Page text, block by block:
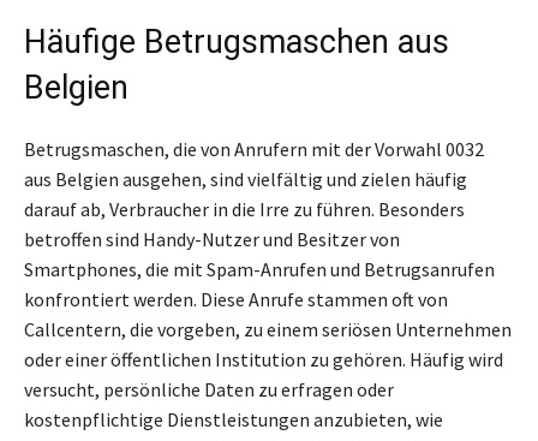
Häufige Betrugsmaschen aus
Belgien
Betrugsmaschen, die von Anrufern mit der Vorwahl 0032
aus Belgien ausgehen, sind vielfältig und zielen häufig
darauf ab, Verbraucher in die Irre zu führen. Besonders
betroffen sind Handy-Nutzer und Besitzer von
Smartphones, die mit Spam-Anrufen und Betrugsanrufen
konfrontiert werden. Diese Anrufe stammen oft von
Callcentern, die vorgeben, zu einem seriösen Unternehmen
oder einer öffentlichen Institution zu gehören. Häufig wird
versucht, persönliche Daten zu erfragen oder
kostenpflichtige Dienstleistungen anzubieten, wie